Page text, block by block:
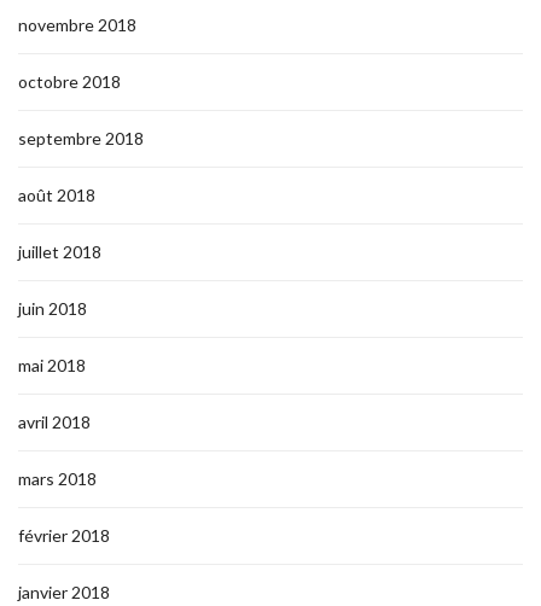
novembre 2018
octobre 2018
septembre 2018
août 2018
juillet 2018
juin 2018
mai 2018
avril 2018
mars 2018
février 2018
janvier 2018